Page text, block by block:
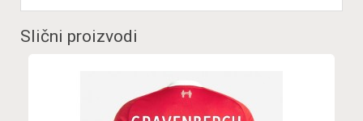
Slični proizvodi